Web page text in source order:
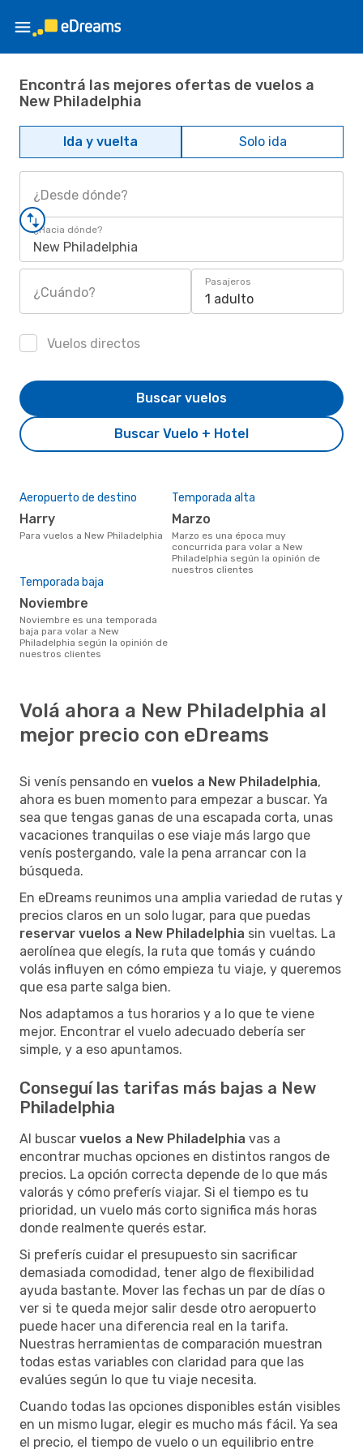
Encontrá las mejores ofertas de vuelos a
New Philadelphia
Ida y vuelta Solo ida
¿Desde dónde?
¿Hacia dónde?
New Philadelphia
¿Cuándo?
Pasajeros
1 adulto
Vuelos directos
Buscar Vuelo + Hotel
Buscar vuelos
Aeropuerto de destino
Harry
Para vuelos a New Philadelphia
Temporada alta
marzo
marzo es una época muy
concurrida para volar a New
Philadelphia según la opinión de
nuestros clientes
Temporada baja
noviembre
noviembre es una temporada
baja para volar a New
Philadelphia según la opinión de
nuestros clientes
Volá ahora a New Philadelphia al
mejor precio con eDreams
Si venís pensando en vuelos a New Philadelphia,
ahora es buen momento para empezar a buscar. Ya
sea que tengas ganas de una escapada corta, unas
vacaciones tranquilas o ese viaje más largo que
venís postergando, vale la pena arrancar con la
búsqueda.
En eDreams reunimos una amplia variedad de rutas y
precios claros en un solo lugar, para que puedas
reservar vuelos a New Philadelphia sin vueltas. La
aerolínea que elegís, la ruta que tomás y cuándo
volás influyen en cómo empieza tu viaje, y queremos
que esa parte salga bien.
Nos adaptamos a tus horarios y a lo que te viene
mejor. Encontrar el vuelo adecuado debería ser
simple, y a eso apuntamos.
Conseguí las tarifas más bajas a New
Philadelphia
Al buscar vuelos a New Philadelphia vas a
encontrar muchas opciones en distintos rangos de
precios. La opción correcta depende de lo que más
valorás y cómo preferís viajar. Si el tiempo es tu
prioridad, un vuelo más corto significa más horas
donde realmente querés estar.
Si preferís cuidar el presupuesto sin sacrificar
demasiada comodidad, tener algo de flexibilidad
ayuda bastante. Mover las fechas un par de días o
ver si te queda mejor salir desde otro aeropuerto
puede hacer una diferencia real en la tarifa.
Nuestras herramientas de comparación muestran
todas estas variables con claridad para que las
evalúes según lo que tu viaje necesita.
Cuando todas las opciones disponibles están visibles
en un mismo lugar, elegir es mucho más fácil. Ya sea
el precio, el tiempo de vuelo o un equilibrio entre